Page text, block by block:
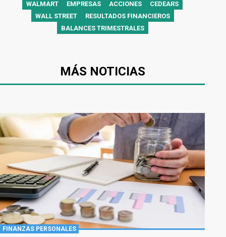
WALMART EMPRESAS ACCIONES
CEDEARS
WALL STREET
RESULTADOS FINANCIEROS
BALANCES TRIMESTRALES
MÁS NOTICIAS
FINANZAS PERSONALES